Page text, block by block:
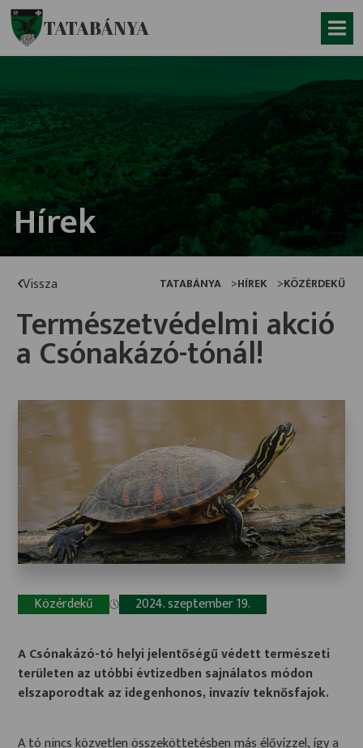
Ugrás a fő tartalomhoz
TATABÁNYA
Hírek
Vissza TATABÁNYA HÍREK KÖZÉRDEKŰ
Természetvédelmi akció
a Csónakázó-tónál!
Közérdekű 2024. szeptember 19.
A Csónakázó-tó helyi jelentőségű védett természeti
területen az utóbbi évtizedben sajnálatos módon
elszaporodtak az idegenhonos, invazív teknősfajok.
A tó nincs közvetlen összeköttetésben más élővízzel, így a